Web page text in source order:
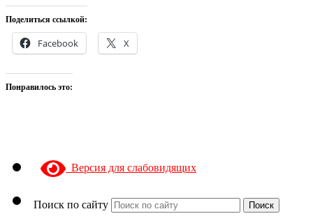
Поделиться ссылкой:
Facebook X
Понравилось это:
Версия для слабовидящих
Поиск по сайту Поиск